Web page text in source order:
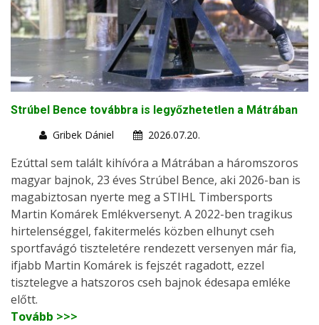
Strúbel Bence továbbra is legyőzhetetlen a Mátrában
Gribek Dániel
2026.07.20.
Ezúttal sem talált kihívóra a Mátrában a háromszoros
magyar bajnok, 23 éves Strúbel Bence, aki 2026-ban is
magabiztosan nyerte meg a STIHL Timbersports
Martin Komárek Emlékversenyt. A 2022-ben tragikus
hirtelenséggel, fakitermelés közben elhunyt cseh
sportfavágó tiszteletére rendezett versenyen már fia,
ifjabb Martin Komárek is fejszét ragadott, ezzel
tisztelegve a hatszoros cseh bajnok édesapa emléke
előtt.
Tovább >>>